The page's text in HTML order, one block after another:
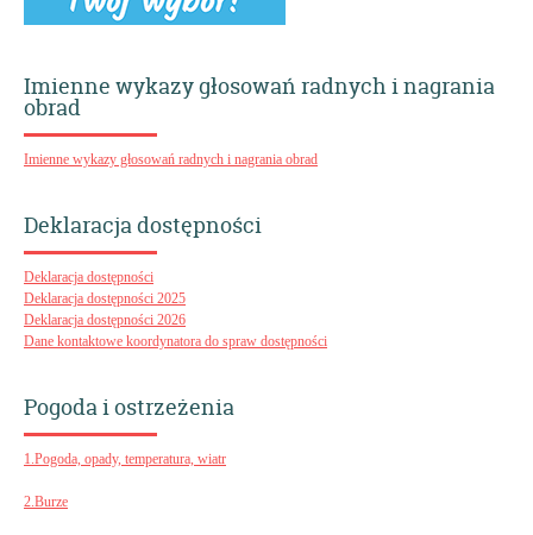
Imienne wykazy głosowań radnych i nagrania
obrad
Imienne wykazy głosowań radnych i nagrania obrad
Deklaracja dostępności
Deklaracja dostępności
Deklaracja dostępności 2025
Deklaracja dostępności 2026
Dane kontaktowe koordynatora do spraw dostępności
Pogoda i ostrzeżenia
1.Pogoda, opady, temperatura, wiatr
2.Burze